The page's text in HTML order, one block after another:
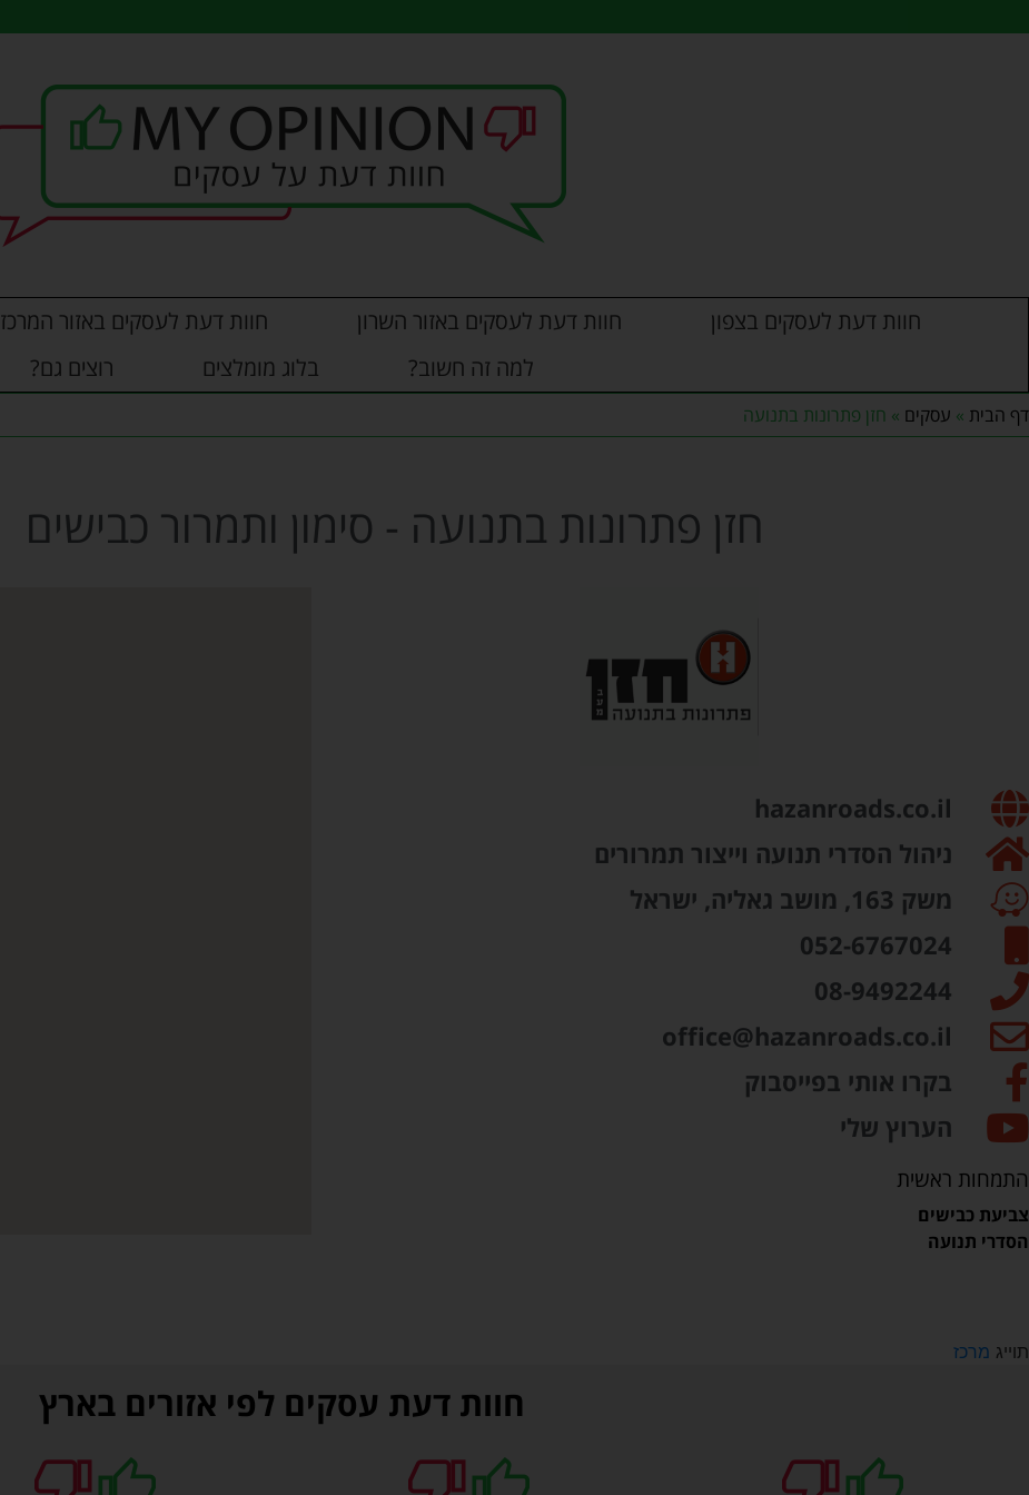
חוות דעת לעסקים בצפון חוות דעת לעסקים באזור השרון חוות דעת לעסקים באזור המרכז
למה זה חשוב?
בלוג מומלצים רוצים גם?
דף הבית » עסקים » חזן פתרונות בתנועה
חזן פתרונות בתנועה - סימון ותמרור כבישים
hazanroads.co.il
ניהול הסדרי תנועה וייצור תמרורים
משק 163, מושב גאליה, ישראל
052-6767024​
08-9492244
office@hazanroads.co.il
בקרו אותי בפייסבוק
הערוץ שלי
התמחות ראשית
צביעת כבישים
הסדרי תנועה
תוייג מרכז
חוות דעת עסקים לפי אזורים בארץ